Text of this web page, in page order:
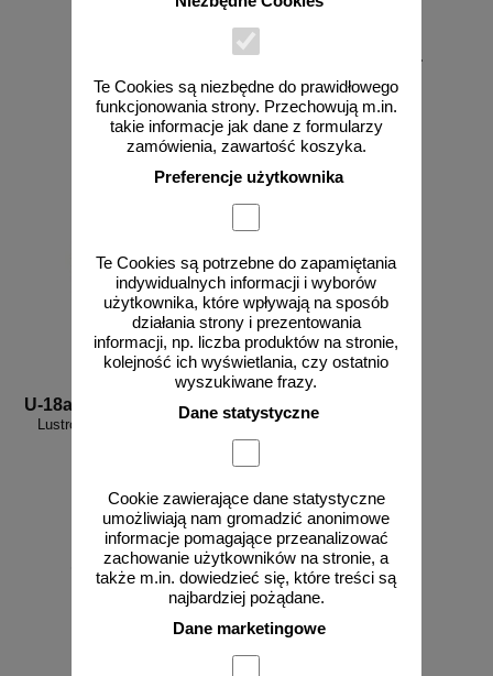
Te Cookies są niezbędne do prawidłowego
funkcjonowania strony. Przechowują m.in.
takie informacje jak dane z formularzy
zamówienia, zawartość koszyka.
Preferencje użytkownika
Te Cookies są potrzebne do zapamiętania
indywidualnych informacji i wyborów
użytkownika, które wpływają na sposób
działania strony i prezentowania
informacji, np. liczba produktów na stronie,
kolejność ich wyświetlania, czy ostatnio
wyszukiwane frazy.
Dane statystyczne
Cookie zawierające dane statystyczne
umożliwiają nam gromadzić anonimowe
informacje pomagające przeanalizować
zachowanie użytkowników na stronie, a
także m.in. dowiedzieć się, które treści są
najbardziej pożądane.
Dane marketingowe
zobacz
od 178,35 zł
145,00 zł netto
do koszyka
U-18a
Lustro okrągłe uliczne drogowe
od 289,05 zł
235,00 zł netto